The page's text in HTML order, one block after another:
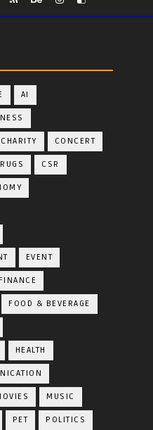
AI
CHARITY CONCERT
CSR
EVENT
FINANCE
FOOD & BEVERAGE
HEALTH
MUSIC
PET POLITICS